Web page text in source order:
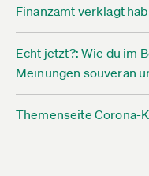
Finanzamt verklagt
Echt jetzt?: Wie du im
Meinungen souverän
Themenseite Corona-